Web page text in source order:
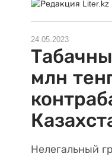
24.05.2023
млн
Нелегальный